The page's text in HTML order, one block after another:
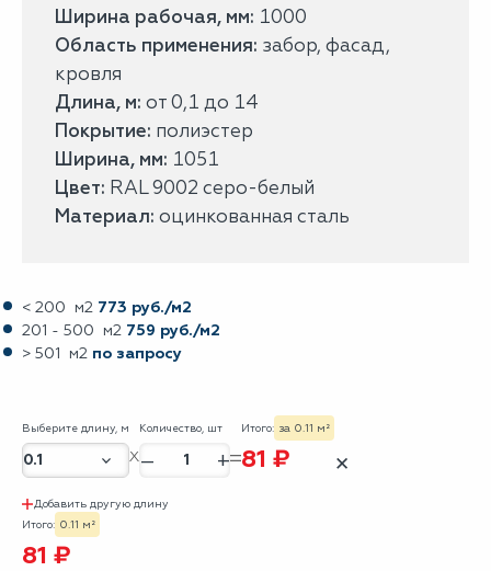
Ширина рабочая, мм: 1000
Область применения: забор, фасад,
кровля
Длина, м: от 0,1 до 14
Покрытие: полиэстер
Ширина, мм: 1051
Цвет: RAL 9002 серо-белый
Материал: оцинкованная сталь
< 200 м2 773 руб./м2
201 - 500 м2 759 руб./м2
> 501 м2 по запросу
Выберите длину, м Количество, шт
– +
Итого: за 0.11 м²
81 ₽ ✕
Добавить другую длину
Итого: 0.11 м²
81 ₽